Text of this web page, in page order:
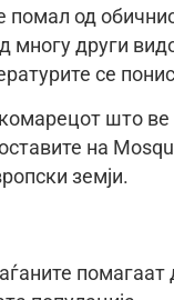
помал од
други
се
што
на
земји.